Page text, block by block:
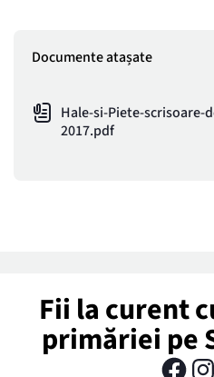
Documente atașate
Hale-si-Piete-scrisoare-
2017.pdf
Fii la curent
primăriei pe